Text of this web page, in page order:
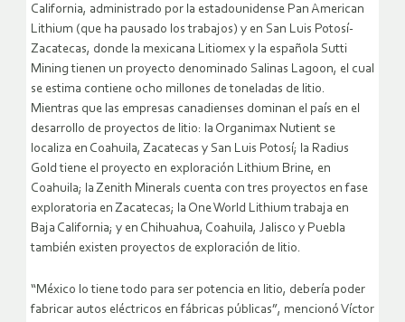
California, administrado por la estadounidense Pan American
Lithium (que ha pausado los trabajos) y en San Luis Potosí-
Zacatecas, donde la mexicana Litiomex y la española Sutti
Mining tienen un proyecto denominado Salinas Lagoon, el cual
se estima contiene ocho millones de toneladas de litio.
Mientras que las empresas canadienses dominan el país en el
desarrollo de proyectos de litio: la Organimax Nutient se
localiza en Coahuila, Zacatecas y San Luis Potosí; la Radius
Gold tiene el proyecto en exploración Lithium Brine, en
Coahuila; la Zenith Minerals cuenta con tres proyectos en fase
exploratoria en Zacatecas; la One World Lithium trabaja en
Baja California; y en Chihuahua, Coahuila, Jalisco y Puebla
también existen proyectos de exploración de litio.
“México lo tiene todo para ser potencia en litio, debería poder
fabricar autos eléctricos en fábricas públicas”, mencionó Víctor